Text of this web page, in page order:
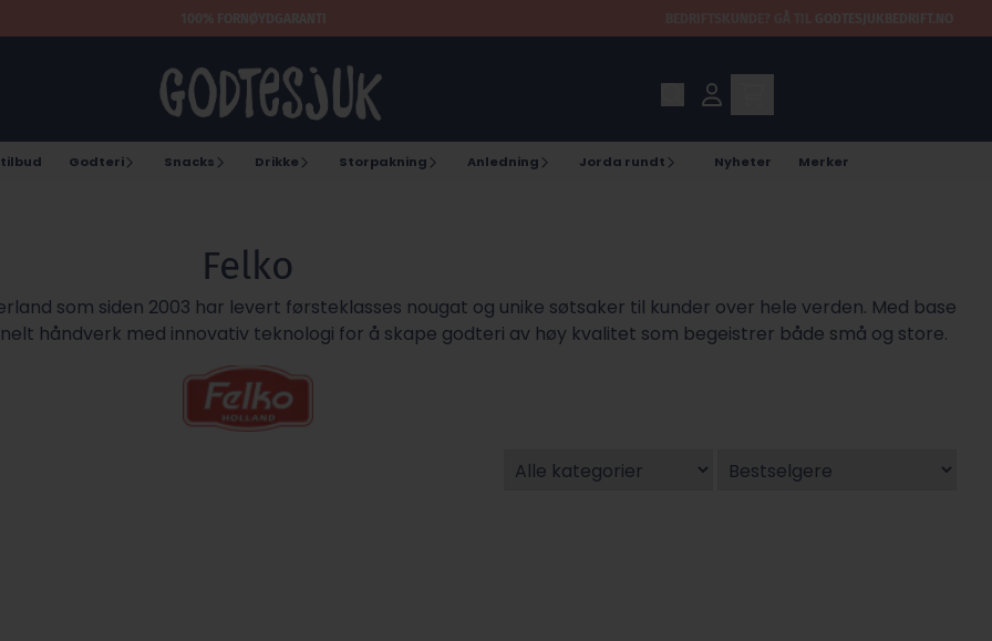
Godteri Snacks Drikke Storpakning Anledning Jorda rundt Nyheter Merker
Felko
som siden 2003 har levert førsteklasses nougat og unike søtsaker til kunder over hele verden. Med base
håndverk med innovativ teknologi for å skape godteri av høy kvalitet som begeistrer både små og store.